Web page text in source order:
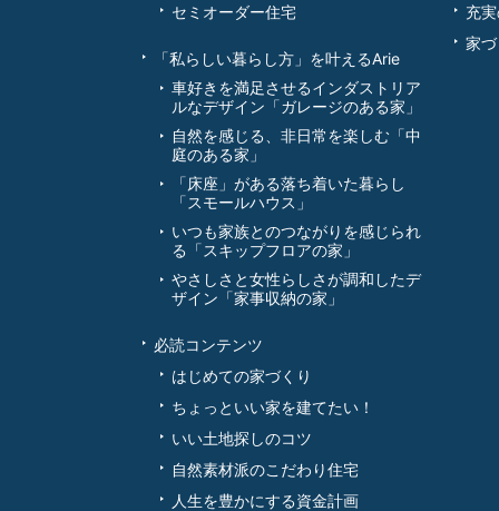
セミオーダー住宅
「私らしい暮らし方」を叶えるArie
車好きを満足させるインダストリア
ルなデザイン「ガレージのある家」
自然を感じる、非日常を楽しむ「中
庭のある家」
「床座」がある落ち着いた暮らし
「スモールハウス」
いつも家族とのつながりを感じられ
る「スキップフロアの家」
やさしさと女性らしさが調和したデ
ザイン「家事収納の家」
必読コンテンツ
はじめての家づくり
ちょっといい家を建てたい！
いい土地探しのコツ
自然素材派のこだわり住宅
人生を豊かにする資金計画
充
家